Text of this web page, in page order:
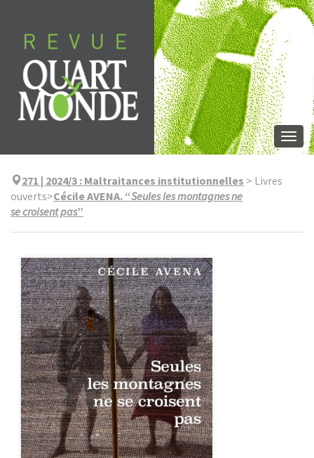
contenu
271 | 2024/3 : Maltraitances institutionnelles > Livres
ouverts>Cécile AVENA. “Seules les montagnes ne
se croisent pas”